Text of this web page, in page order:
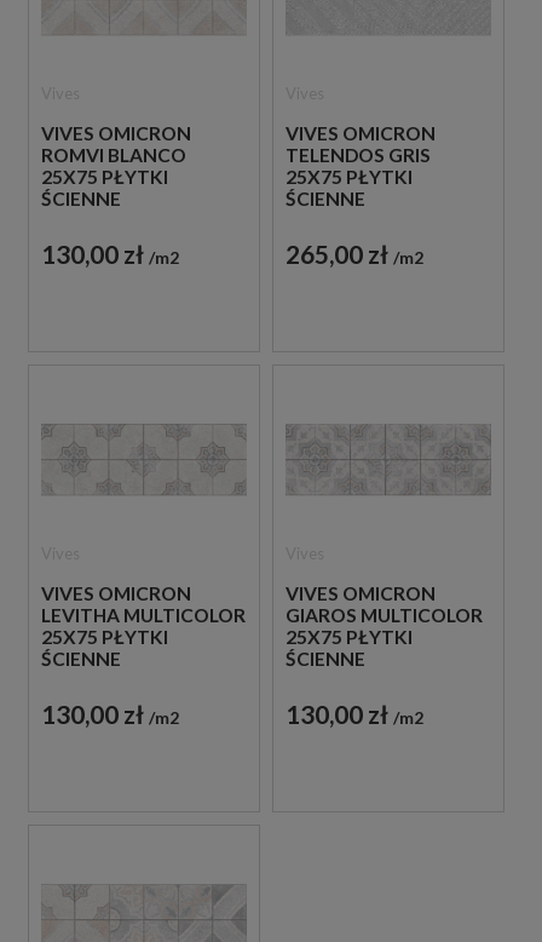
VIVES OMICRON
ROMVI BLANCO
25X75 PŁYTKI
ŚCIENNE
130,00 zł m2
VIVES OMICRON
TELENDOS GRIS
25X75 PŁYTKI
ŚCIENNE
265,00 zł m2
VIVES OMICRON
LEVITHA MULTICOLOR
25X75 PŁYTKI
ŚCIENNE
130,00 zł m2
VIVES OMICRON
GIAROS MULTICOLOR
25X75 PŁYTKI
ŚCIENNE
130,00 zł m2